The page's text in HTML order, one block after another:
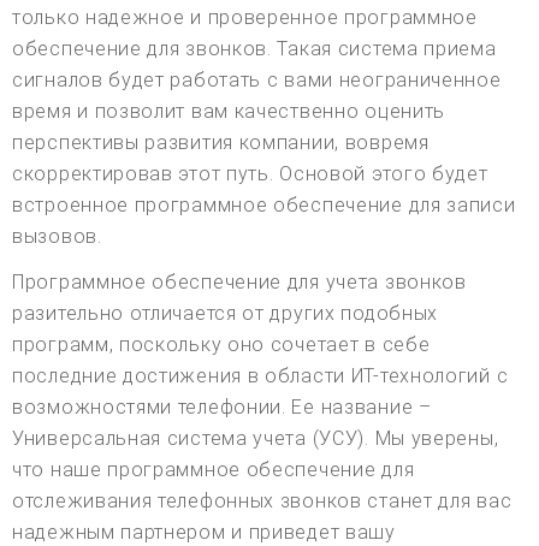
только надежное и проверенное программное
обеспечение для звонков. Такая система приема
сигналов будет работать с вами неограниченное
время и позволит вам качественно оценить
перспективы развития компании, вовремя
скорректировав этот путь. Основой этого будет
встроенное программное обеспечение для записи
вызовов.
Программное обеспечение для учета звонков
разительно отличается от других подобных
программ, поскольку оно сочетает в себе
последние достижения в области ИТ-технологий с
возможностями телефонии. Ее название –
Универсальная система учета (УСУ). Мы уверены,
что наше программное обеспечение для
отслеживания телефонных звонков станет для вас
надежным партнером и приведет вашу